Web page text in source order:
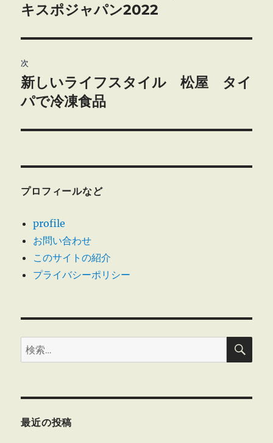
ビ
ゲ
ー
シ
投
キスポジャパン2022
次
次
の
稿:
新しいライフスタイル 松屋 タイ
パで冷凍食品
プロフィールなど
profile
お問い合わせ
このサイトの紹介
プライバシーポリシー
検
索:
検
最近の投稿